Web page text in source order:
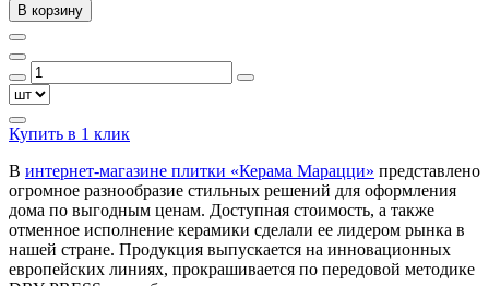
В корзину
Купить в 1 клик
В интернет-магазине плитки «Керама Марацци» представлено
огромное разнообразие стильных решений для оформления
дома по выгодным ценам. Доступная стоимость, а также
отменное исполнение керамики сделали ее лидером рынка в
нашей стране. Продукция выпускается на инновационных
европейских линиях, прокрашивается по передовой методике